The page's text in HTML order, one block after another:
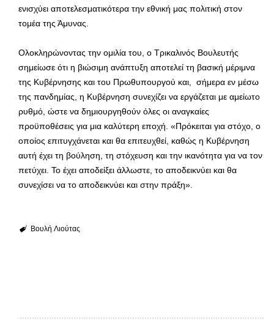
ενισχύει αποτελεσματικότερα την εθνική μας πολιτική στον
τομέα της Άμυνας.
Ολοκληρώνοντας την ομιλία του, ο Τρικαλινός Βουλευτής
σημείωσε ότι η βιώσιμη ανάπτυξη αποτελεί τη βασική μέριμνα
της Κυβέρνησης και του Πρωθυπουργού και, σήμερα εν μέσω
της πανδημίας, η Κυβέρνηση συνεχίζει να εργάζεται με αμείωτο
ρυθμό, ώστε να δημιουργηθούν όλες οι αναγκαίες
προϋποθέσεις για μια καλύτερη εποχή. «Πρόκειται για στόχο, ο
οποίος επιτυγχάνεται και θα επιτευχθεί, καθώς η Κυβέρνηση
αυτή έχει τη βούληση, τη στόχευση και την ικανότητα για να τον
πετύχει. Το έχει αποδείξει άλλωστε, το αποδεικνύει και θα
συνεχίσει να το αποδεικνύει και στην πράξη».
Βουλή Λιούτας